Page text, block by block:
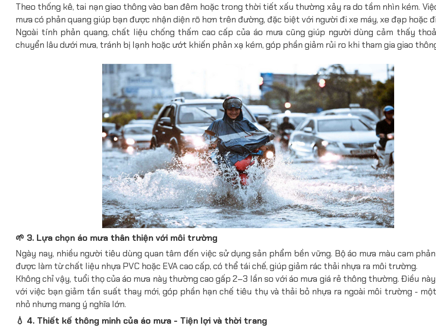
Theo thống kê, tai nạn giao thông vào ban đêm hoặc trong thời tiết xấu thường xảy ra do tầm nhìn kém.
mưa có phản quang giúp bạn được nhận diện rõ hơn trên đường, đặc biệt với người đi xe máy, xe đạp hoặc
Ngoài tính phản quang, chất liệu chống thấm cao cấp của áo mưa cũng giúp người dùng cảm thấy
chuyển lâu dưới mưa, tránh bị lạnh hoặc ướt khiến phản xạ kém, góp phần giảm rủi ro khi tham gia giao
🌱 3. Lựa chọn áo mưa thân thiện với môi trường
Ngày nay, nhiều người tiêu dùng quan tâm đến việc sử dụng sản phẩm bền vững. Bộ áo mưa màu cam
được làm từ chất liệu nhựa PVC hoặc EVA cao cấp, có thể tái chế, giúp giảm rác thải nhựa ra môi trường.
Không chỉ vậy, tuổi thọ của áo mưa này thường cao gấp 2–3 lần so với áo mưa giá rẻ thông thường. Điều
với việc bạn giảm tần suất thay mới, góp phần hạn chế tiêu thụ và thải bỏ nhựa ra ngoài môi trường -
nhỏ nhưng mang ý nghĩa lớn.
💧 4. Thiết kế thông minh của áo mưa - Tiện lợi và thời trang